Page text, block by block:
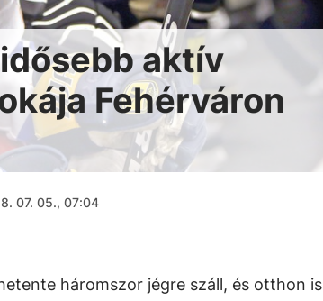
aktív
Fehérváron
07. 05., 07:04
háromszor jégre száll, és otthon is